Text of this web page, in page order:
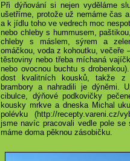
Při dýňování si nejen vyděláme
ušetříme, protože už nemáme čas
a k jídlu toho ve vedrech moc
nebo chleby s hummusem,
chleby s máslem, sýrem a
omáčkou, voda z kohoutku, večeře
těstoviny nebo třeba míchaná
nebo ovocnou buchtu s
dost kvalitních kousků, takže z
brambory a nahradili je dýněmi.
cibulce, dýňové podkovičky
kousky mrkve a dneska Michal
polévku (http://recepty.vareni.cz/
jsme navíc pracovali vedle pole
máme doma pěknou zásobičku.